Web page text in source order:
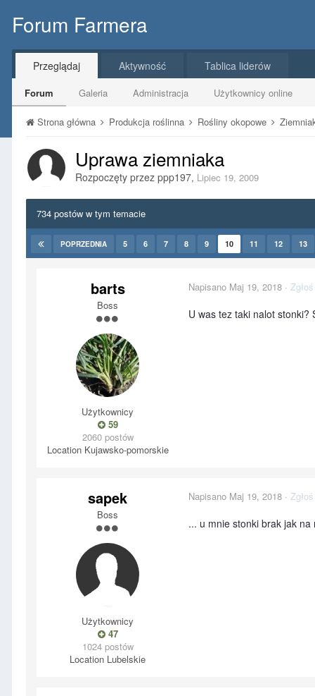
Forum Farmera
Przeglądaj
Forum Galeria Administracja Użytkownicy online
Aktywność Tablica liderów
Strona główna Produkcja roślinna Rośliny okopowe
Uprawa ziemniaka
Rozpoczęty przez ppp197, Lipiec 19, 2009
734 postów w tym temacie
POPRZEDNIA 5 6 7 8 9 10 11 12 13
barts
Boss
Użytkownicy
59
2060 postów
LocationKujawsko-pomorskie
Napisano Maj 19, 2018 ·
U was tez taki nalot
sapek
Boss
Użytkownicy
47
1024 postów
Location Lubelskie
Napisano Maj 19, 2018 ·
... u mnie stonki brak jak